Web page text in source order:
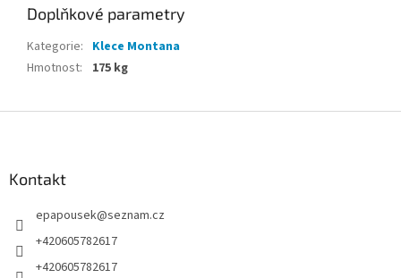
Doplňkové parametry
Kategorie: Klece Montana
Hmotnost: 175 kg
Kontakt
epapousek@seznam.cz
+420605782617
+420605782617